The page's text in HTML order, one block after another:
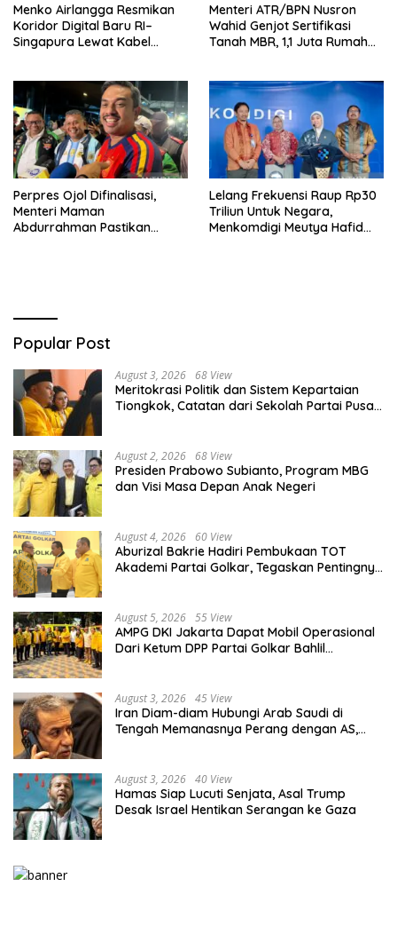
Menko Airlangga Resmikan
Koridor Digital Baru RI–
Singapura Lewat Kabel
Menteri ATR/BPN Nusron
Wahid Genjot Sertifikasi
Tanah MBR, 1,1 Juta Rumah
Perpres Ojol Difinalisasi,
Menteri Maman
Abdurrahman Pastikan
Lelang Frekuensi Raup Rp30
Triliun Untuk Negara,
Menkomdigi Meutya Hafid
Popular Post
August 3, 2026 68 View
Meritokrasi Politik dan Sistem Kepartaian
Tiongkok, Catatan dari Sekolah Partai Pusat
August 2, 2026 68 View
Presiden Prabowo Subianto, Program MBG
dan Visi Masa Depan Anak Negeri
August 4, 2026 60 View
Aburizal Bakrie Hadiri Pembukaan TOT
Akademi Partai Golkar, Tegaskan Pentingnya
August 5, 2026 55 View
AMPG DKI Jakarta Dapat Mobil Operasional
Dari Ketum DPP Partai Golkar Bahlil
August 3, 2026 45 View
Iran Diam-diam Hubungi Arab Saudi di
Tengah Memanasnya Perang dengan AS,
August 3, 2026 40 View
Hamas Siap Lucuti Senjata, Asal Trump
Desak Israel Hentikan Serangan ke Gaza